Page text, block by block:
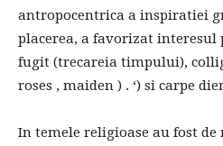
antropocentrica a inspiratiei
placerea, a favorizat interesul
fugit (trecareia timpului),
roses , maiden ) . ‘) si carpe
In temele religioase au fost